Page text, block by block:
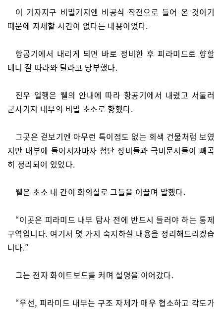
이 기자지구 비밀기지엔 비공식 작전으로 들어 온 것이기
때문에 지체할 시간이 없다는 내용이었다.
항공기에서 내리게 되면 바로 정비한 후 피라미드로 향할
테니 잘 따라와 달라고 당부했다.
진우 일행은 웰의 안내에 따라 항공기에서 내렸고 서둘러
군사기지 내부의 비밀 초소로 향했다.
그곳은 겉보기엔 아무런 특이점도 없는 회색 건물처럼 보였
지만 내부에 들어서자마자 첨단 장비들과 극비문서들이 빼곡
히 정리되어 있었다.
웰은 초소 내 간이 회의실로 그들을 이끌며 말했다.
“이곳은 피라미드 내부 탐사 전에 반드시 들러야 하는 통제
구역입니다. 여기서 몇 가지 숙지하실 내용을 정리해드리겠습
니다.”
그는 전자 화이트보드를 켜며 설명을 이어갔다.
“우선, 피라미드 내부는 구조 자체가 매우 협소하고 각도가